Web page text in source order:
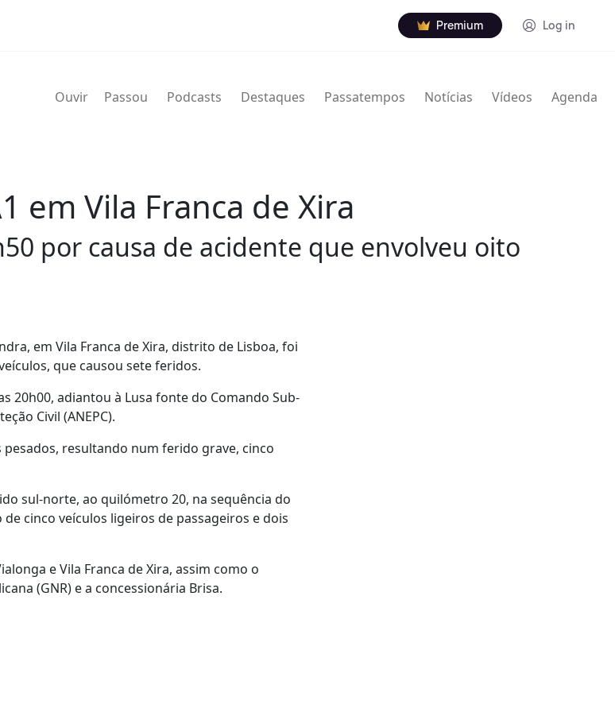
Premium Log in
Ouvir Passou Podcasts Destaques Passatempos Notícias Vídeos Agenda
em Vila Franca de Xira
por causa de acidente que envolveu oito
em Vila Franca de Xira, distrito de Lisboa, foi
que causou sete feridos.
20h00, adiantou à Lusa fonte do Comando Sub-
Civil (ANEPC).
resultando num ferido grave, cinco
sul-norte, ao quilómetro 20, na sequência do
cinco veículos ligeiros de passageiros e dois
e Vila Franca de Xira, assim como o
(GNR) e a concessionária Brisa.